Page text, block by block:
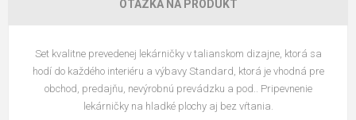
OTÁZKA NA PRODUKT
Set kvalitne prevedenej lekárničky v talianskom dizajne, ktorá sa
hodí do každého interiéru a výbavy Standard, ktorá je vhodná pre
obchod, predajňu, nevýrobnú prevádzku a pod.. Pripevnenie
lekárničky na hladké plochy aj bez vŕtania.